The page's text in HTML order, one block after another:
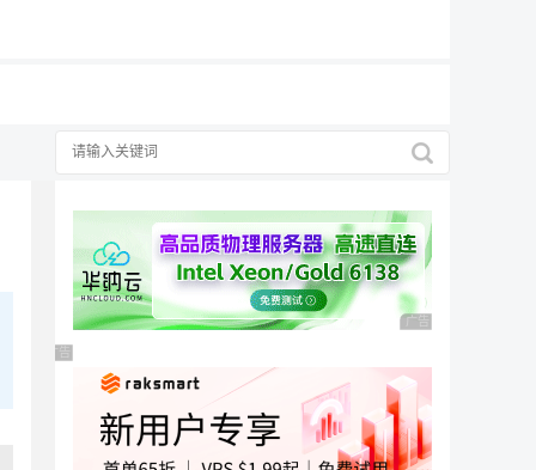
广告 商业广告，理性
广告 商业广告，理性选择